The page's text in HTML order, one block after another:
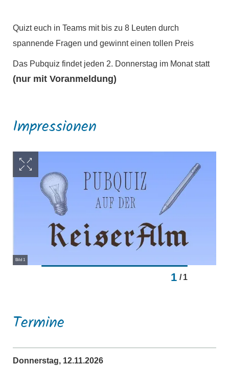
Quizt euch in Teams mit bis zu 8 Leuten durch
spannende Fragen und gewinnt einen tollen Preis
Das Pubquiz findet jeden 2. Donnerstag im Monat statt
(nur mit Voranmeldung)
Impressionen
Bild 1
1 / 1
Termine
Donnerstag, 12.11.2026